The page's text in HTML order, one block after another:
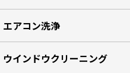
エアコン洗浄
ウインドウクリーニング